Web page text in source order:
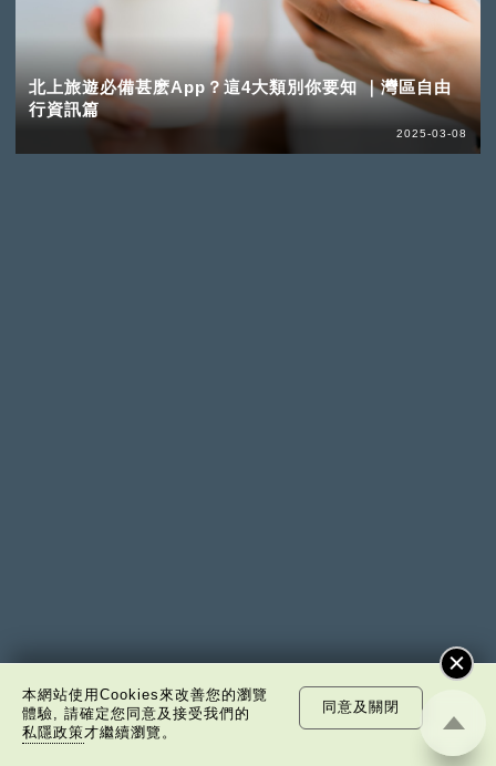
北上旅遊必備甚麽App？這4大類別你要知 ｜灣區自由
行資訊篇
2025-03-08
本網站使用Cookies來改善您的瀏覽
體驗, 請確定您同意及接受我們的
私隱政策才繼續瀏覽。
同意及關閉